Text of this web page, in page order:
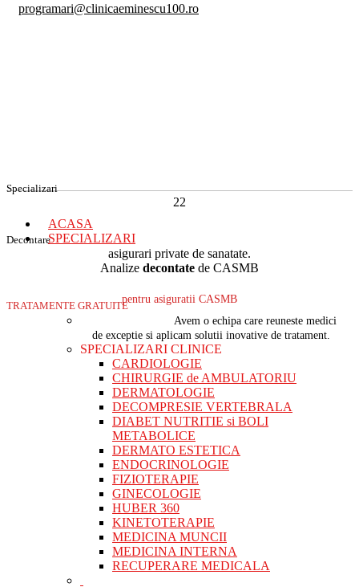
programari@clinicaeminescu100.ro
Specializari
22
Decontare
asigurari private de sanatate.
Analize decontate de CASMB
TRATAMENTE GRATUITE
pentru asiguratii CASMB
ACASA
SPECIALIZARI
Avem o echipa care reuneste medici
de exceptie si aplicam solutii inovative de tratament.
SPECIALIZARI CLINICE
CARDIOLOGIE
CHIRURGIE de AMBULATORIU
DERMATOLOGIE
DECOMPRESIE VERTEBRALA
DIABET NUTRITIE si BOLI
METABOLICE
DERMATO ESTETICA
ENDOCRINOLOGIE
FIZIOTERAPIE
GINECOLOGIE
HUBER 360
KINETOTERAPIE
MEDICINA MUNCII
MEDICINA INTERNA
RECUPERARE MEDICALA